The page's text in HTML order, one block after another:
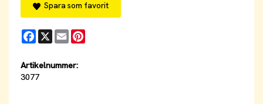
Spara som favorit
Facebook
X Email
Artikelnummer:
3077